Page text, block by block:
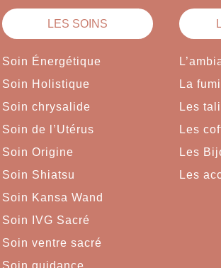
LES SOINS
Soin Énergétique
Soin Holistique
Soin chrysalide
Soin de l’Utérus
Soin Origine
Soin Shiatsu
Soin Kansa Wand
Soin IVG Sacré
Soin ventre sacré
Soin guidance
La
Les
Les
Les
Les